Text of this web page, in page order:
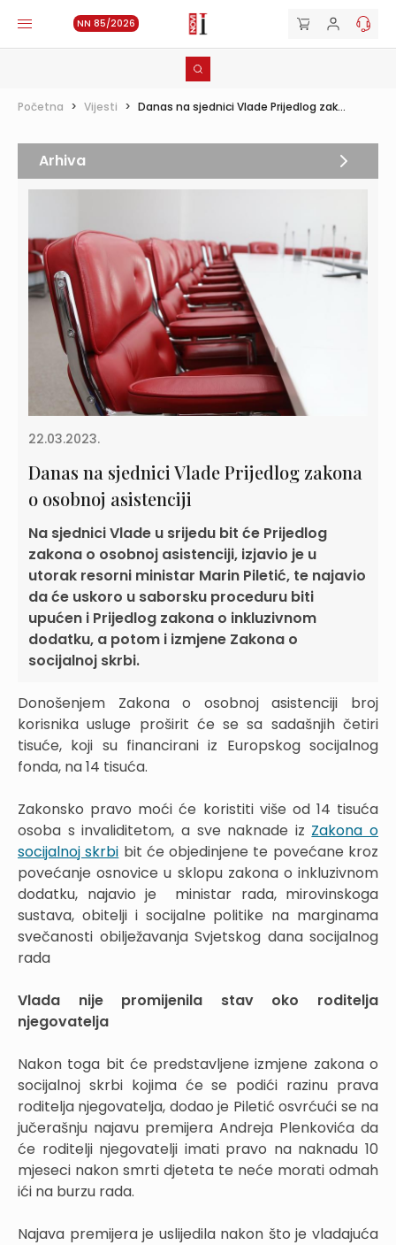
NN 85/2026
Početna > Vijesti > Danas na sjednici Vlade Prijedlog zak...
22.03.2023.
Danas na sjednici Vlade Prijedlog zakona
o osobnoj asistenciji
Na sjednici Vlade u srijedu bit će Prijedlog
zakona o osobnoj asistenciji, izjavio je u
utorak resorni ministar Marin Piletić, te najavio
da će uskoro u saborsku proceduru biti
upućen i Prijedlog zakona o inkluzivnom
dodatku, a potom i izmjene Zakona o
socijalnoj skrbi.
Donošenjem Zakona o osobnoj asistenciji broj
korisnika usluge proširit će se sa sadašnjih četiri
tisuće, koji su financirani iz Europskog socijalnog
fonda, na 14 tisuća.
Zakonsko pravo moći će koristiti više od 14 tisuća
osoba s invaliditetom, a sve naknade iz Zakona o
socijalnoj skrbi bit će objedinjene te povećane kroz
povećanje osnovice u sklopu zakona o inkluzivnom
dodatku, najavio je ministar rada, mirovinskoga
sustava, obitelji i socijalne politike na marginama
svečanosti obilježavanja Svjetskog dana socijalnog
rada
Vlada nije promijenila stav oko roditelja
njegovatelja
Nakon toga bit će predstavljene izmjene zakona o
socijalnoj skrbi kojima će se podići razinu prava
roditelja njegovatelja, dodao je Piletić osvrćući se na
jučerašnju najavu premijera Andreja Plenkovića da
će roditelji njegovatelji imati pravo na naknadu 10
mjeseci nakon smrti djeteta te neće morati odmah
ići na burzu rada.
Najava premijera je uslijedila nakon što je vladajuća
Arhiva